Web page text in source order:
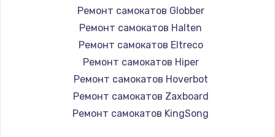
Ремонт самокатов Globber
Ремонт самокатов Halten
Ремонт самокатов Eltreco
Ремонт самокатов Hiper
Ремонт самокатов Hoverbot
Ремонт самокатов Zaxboard
Ремонт самокатов KingSong